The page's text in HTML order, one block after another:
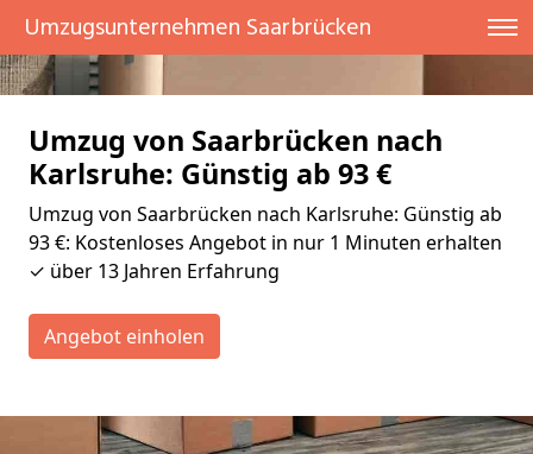
Umzugsunternehmen Saarbrücken
Umzug von Saarbrücken nach
Karlsruhe: Günstig ab 93 €
Umzug von Saarbrücken nach Karlsruhe: Günstig ab
93 €: Kostenloses Angebot in nur 1 Minuten erhalten
✓ über 13 Jahren Erfahrung
Angebot einholen